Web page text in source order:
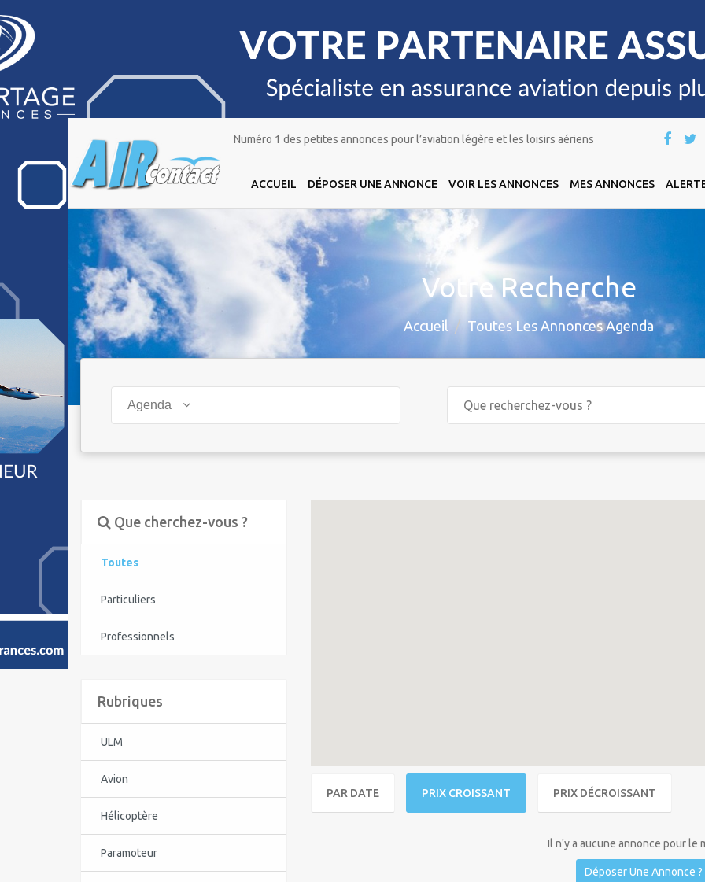
Numéro 1 des petites annonces pour l’aviation légère et les loisirs aériens
ACCUEIL DÉPOSER UNE ANNONCE VOIR LES ANNONCES MES ANNONCES
Votre Recherche
Accueil Toutes Les Annonces Agenda
Agenda
Que cherchez-vous ?
Toutes
Particuliers
Professionnels
Rubriques
ULM
Avion
Hélicoptère
Paramoteur
PAR DATE PRIX CROISSANT PRIX DÉCROISSANT
Il n'y a aucune annonce pour le
Déposer Une Annonce ?